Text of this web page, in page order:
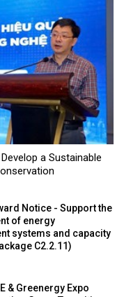
a Sustainable
Notice - Support the
of energy
systems and capacity
C2.2.11)
& Greenergy Expo